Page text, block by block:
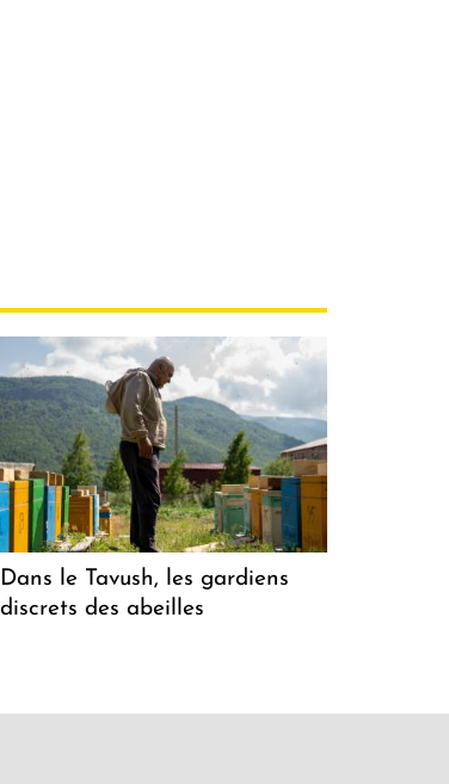
Dans le Tavush, les gardiens
discrets des abeilles